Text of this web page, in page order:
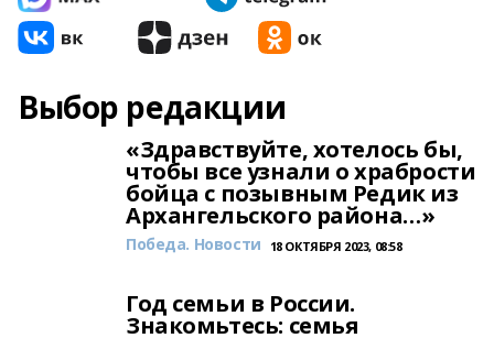
Выбор редакции
«Здравствуйте, хотелось бы,
чтобы все узнали о храбрости
бойца с позывным Редик из
Архангельского района…»
Победа. Новости 18 ОКТЯБРЯ 2023, 08:58
Год семьи в России.
Знакомьтесь: семья